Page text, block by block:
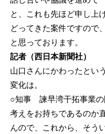
と、これも先ほど申し上
どってきた案件ですので
と思っております。
記者（西日本新聞社）
山口さんにかわったとい
変化は。
○知事 諫早湾干拓事業
考えをお持ちであるのか
んので、これから、そう